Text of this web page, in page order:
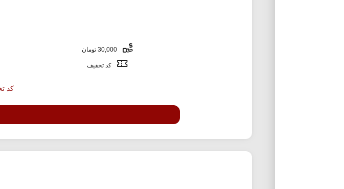
30,000 تومان
کد تخفیف
کد